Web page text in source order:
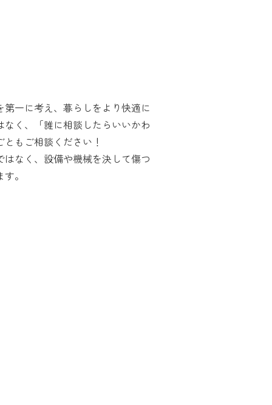
一に考え、暮らしをより快適に
く、「誰に相談したらいいかわ
もご相談ください！
なく、設備や機械を決して傷つ
。